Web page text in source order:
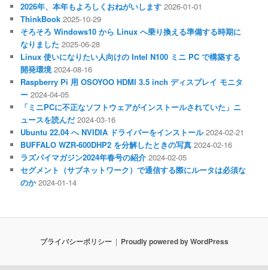
2026年、本年もよろしくおねがいします 2026-01-01
ThinkBook 2025-10-29
そろそろ Windows10 から Linux へ乗り換える準備する時期に
なりました 2025-06-28
Linux 使いになりたい人向けの Intel N100 ミニ PC で構築する
開発環境 2024-08-16
Raspberry Pi 用 OSOYOO HDMI 3.5 inch ディスプレイ モニタ
ー 2024-04-05
「ミニPCに不正なソフトウェアがインストールされていた」ニ
ュースを読んだ 2024-03-16
Ubuntu 22.04 へ NVIDIA ドライバーをインストール 2024-02-21
BUFFALO WZR-600DHP2 を分解したときの写真 2024-02-16
ラズパイマガジン2024年春号の紹介 2024-02-05
セグメント（サブネットワーク）で通信する際にルータは必須な
のか 2024-01-14
プライバシーポリシー Proudly powered by WordPress